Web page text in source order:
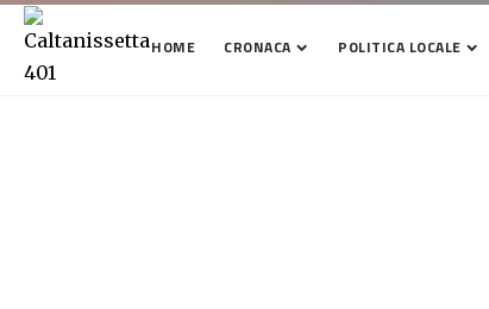
HOME CRONACA POLITICA LOCALE